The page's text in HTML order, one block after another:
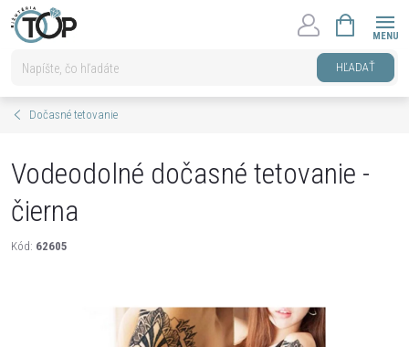
Prejsť
na
HĽADAŤ
KOŠÍK
Dočasné tetovanie
Vodeodolné dočasné tetovanie -
čierna
Kód: 62605